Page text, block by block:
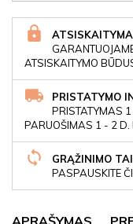
ATSISKAITYMO
PRISTATYMO
PRISTATYMAS
PARUOŠIMAS 1 - 2 D.
GRĄŽINIMO
PASPAUSKITE